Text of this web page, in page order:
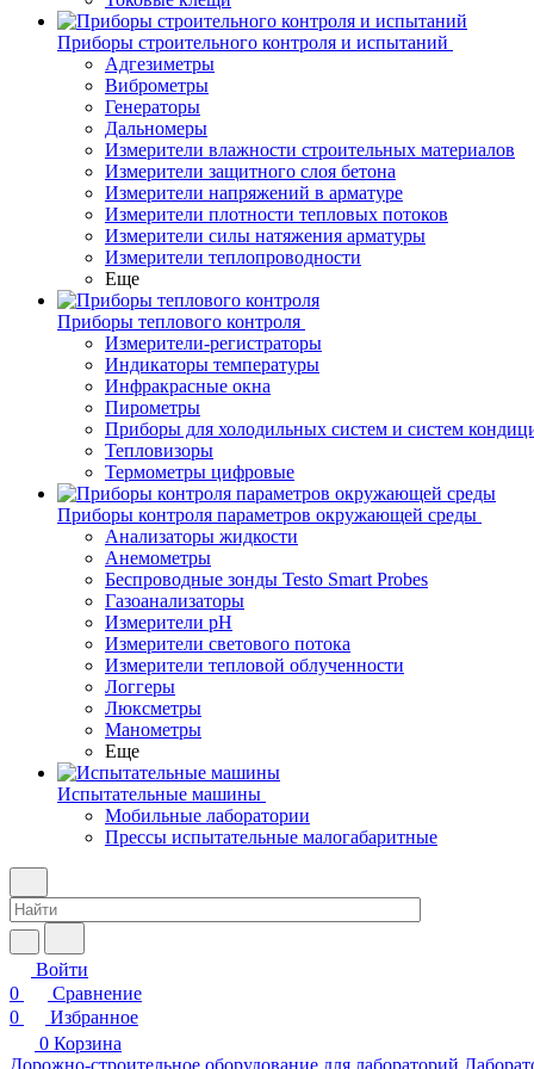
Приборы строительного контроля и испытаний
Адгезиметры
Виброметры
Генераторы
Дальномеры
Измерители влажности строительных материалов
Измерители защитного слоя бетона
Измерители напряжений в арматуре
Измерители плотности тепловых потоков
Измерители силы натяжения арматуры
Измерители теплопроводности
Еще
Приборы теплового контроля
Измерители-регистраторы
Индикаторы температуры
Инфракрасные окна
Пирометры
Приборы для холодильных систем и систем
Тепловизоры
Термометры цифровые
Приборы контроля параметров окружающей среды
Анализаторы жидкости
Анемометры
Беспроводные зонды Testo Smart Probes
Газоанализаторы
Измерители pH
Измерители светового потока
Измерители тепловой облученности
Логгеры
Люксметры
Манометры
Еще
Испытательные машины
Мобильные лаборатории
Прессы испытательные малогабаритные
Войти
0
Сравнение
0
Избранное
0 Корзина
Дорожно-строительное оборудование для лабораторий